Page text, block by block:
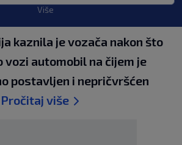
Više
kaznila je vozača nakon što
vozi automobil na čijem je
postavljen i nepričvršćen
Pročitaj više